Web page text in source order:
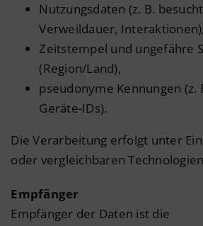
Nutzungsdaten (z. B.
Verweildauer, Interaktionen),
Zeitstempel und ungefähre
(Region/Land),
pseudonyme Kennungen (z.
Geräte-IDs).
Die Verarbeitung erfolgt unter
oder vergleichbaren
Empfänger
Empfänger der Daten ist die